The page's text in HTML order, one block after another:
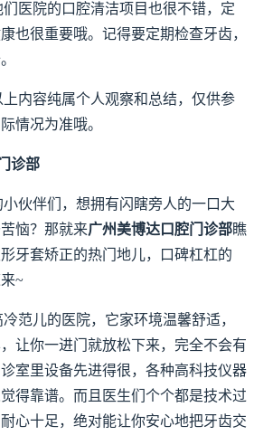
医院的口腔清洁项目也很不错，定
也很重要哦。记得要定期检查牙齿，
内容纯属个人观察和总结，仅供参
情况为准哦。
诊部
伙伴们，想拥有闪瞎旁人的一口大
恼？那就来广州美博达口腔门诊部瞧
牙套矫正的热门地儿，口碑杠杠的
~
范儿的医院，它家环境温馨舒适，
让你一进门就放松下来，完全不会有
室里设备先进得很，各种高科技仪器
得靠谱。而且医生们个个都是技术过
心十足，绝对能让你安心地把牙齿交